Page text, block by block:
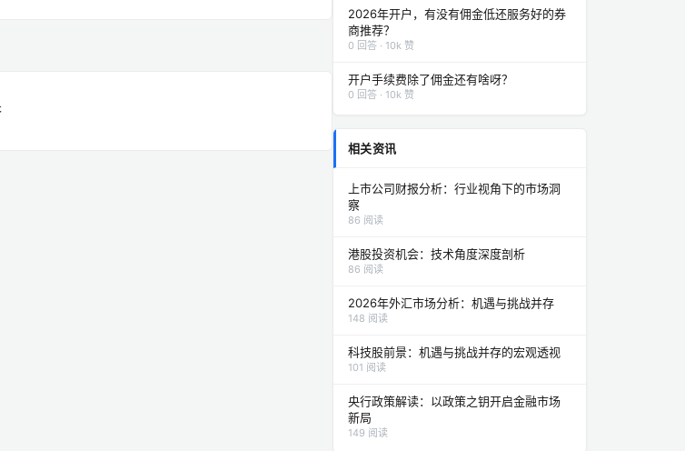
2026年开户，有没有佣金低还服务好的券
商推荐？
0 回答 · 10k 赞
开户手续费除了佣金还有啥呀？
0 回答 · 10k 赞
相关资讯
上市公司财报分析：行业视角下的市场洞
察
86 阅读
港股投资机会：技术角度深度剖析
86 阅读
2026年外汇市场分析：机遇与挑战并存
148 阅读
科技股前景：机遇与挑战并存的宏观透视
101 阅读
央行政策解读：以政策之钥开启金融市场
新局
149 阅读